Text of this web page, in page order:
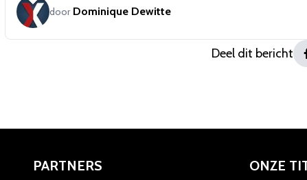
door Dominique Dewitte
Deel dit bericht
PARTNERS ONZE